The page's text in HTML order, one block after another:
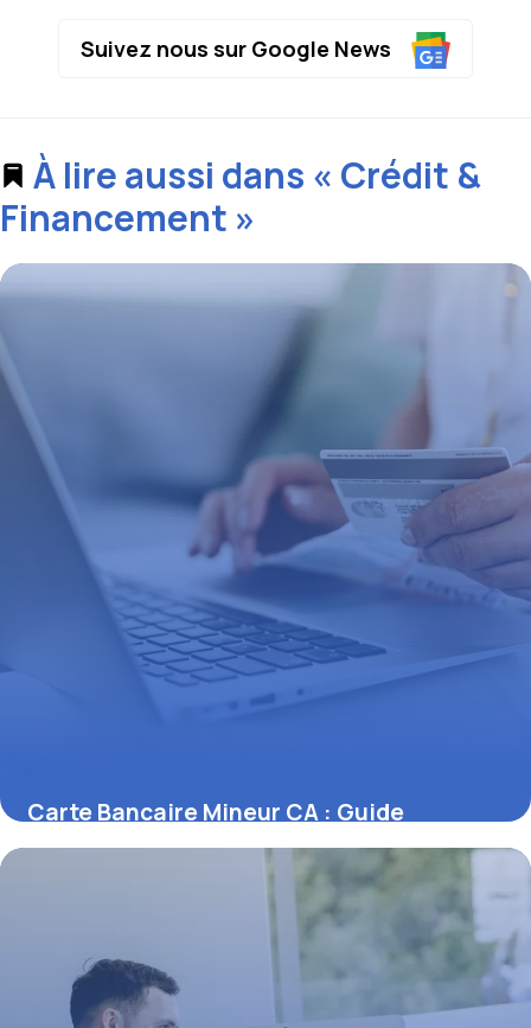
Suivez nous sur Google News
À lire aussi dans « Crédit &
Financement »
Carte Bancaire Mineur CA : Guide
Complet 2026